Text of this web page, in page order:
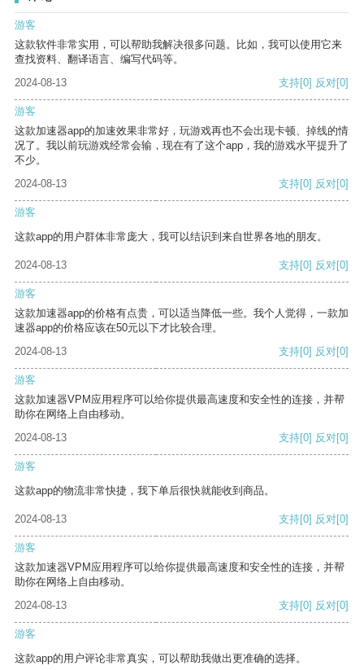
游客
这款软件非常实用，可以帮助我解决很多问题。比如，我可以使用它来
查找资料、翻译语言、编写代码等。
2024-08-13
支持[0] 反对[0]
游客
这款加速器app的加速效果非常好，玩游戏再也不会出现卡顿、掉线的情
况了。我以前玩游戏经常会输，现在有了这个app，我的游戏水平提升了
不少。
2024-08-13
支持[0] 反对[0]
游客
这款app的用户群体非常庞大，我可以结识到来自世界各地的朋友。
2024-08-13 支持[0] 反对[0]
游客
这款加速器app的价格有点贵，可以适当降低一些。我个人觉得，一款加
速器app的价格应该在50元以下才比较合理。
2024-08-13
支持[0] 反对[0]
游客
这款加速器VPM应用程序可以给你提供最高速度和安全性的连接，并帮
助你在网络上自由移动。
2024-08-13
支持[0] 反对[0]
游客
这款app的物流非常快捷，我下单后很快就能收到商品。
2024-08-13 支持[0] 反对[0]
游客
这款加速器VPM应用程序可以给你提供最高速度和安全性的连接，并帮
助你在网络上自由移动。
2024-08-13
支持[0] 反对[0]
游客
这款app的用户评论非常真实，可以帮助我做出更准确的选择。